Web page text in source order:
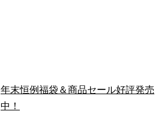
年末恒例福袋＆商品セール好評発売
中！